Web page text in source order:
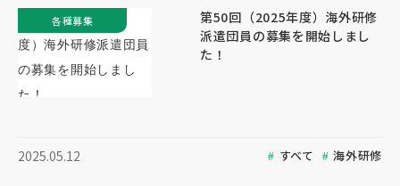
第50回（2025年度）海外研修
派遣団員の募集を開始しまし
た！
2025.05.12 すべて 海外研修
各種募集